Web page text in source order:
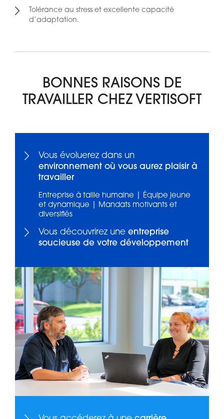
Tolérance au stress et excellente capacité
d’adaptation.
BONNES RAISONS DE
TRAVAILLER CHEZ VERTISOFT
Vous évoluerez dans un
environnement où vous aurez plaisir à
travailler
Entreprise à taille humaine | Équipe jeune
et dynamique | Mandats motivants et
diversifiés
Vous découvrirez uneentreprise
soucieuse de votre développement